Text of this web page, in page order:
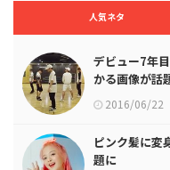
人気ネタ
デビュー7年
かる画像が話
2016/06/22
ピンク髪に
題に